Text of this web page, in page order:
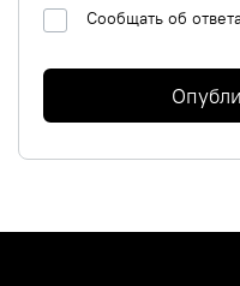
Сообщать об